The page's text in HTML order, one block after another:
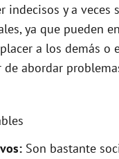
indecisos y a veces
ya que pueden
a los demás o
abordar
Son bastante